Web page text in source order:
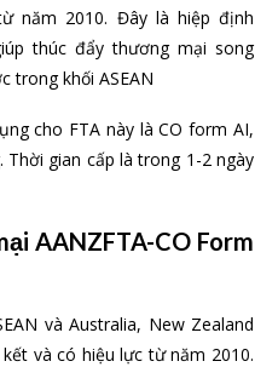
năm 2010. Đây là hiệp định
thúc đẩy thương mại song
trong khối ASEAN
cho FTA này là CO form AI,
gian cấp là trong 1-2 ngày
AANZFTA-CO Form
và Australia, New Zealand
và có hiệu lực từ năm 2010.